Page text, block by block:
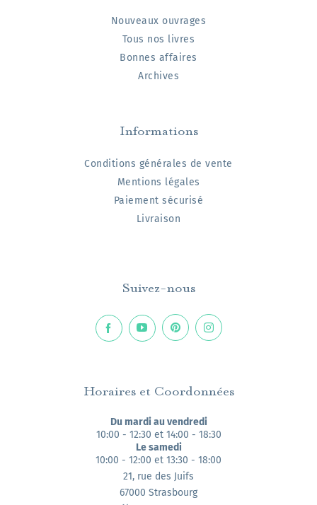
Nouveaux ouvrages
Tous nos livres
Bonnes affaires
Archives
Informations
Conditions générales de vente
Mentions légales
Paiement sécurisé
Livraison
Suivez-nous
Horaires et Coordonnées
Du mardi au vendredi
10:00 - 12:30 et 14:00 - 18:30
Le samedi
10:00 - 12:00 et 13:30 - 18:00
21, rue des Juifs
67000 Strasbourg